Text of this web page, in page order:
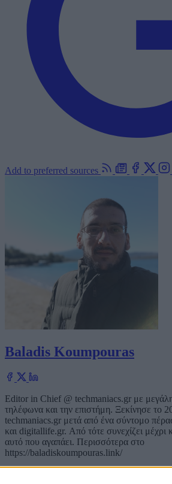
Add to preferred sources
Baladis Koumpouras
Editor in Chief @ techmaniacs.gr με μεγάλη
τηλέφωνα και την επιστήμη. Ξεκίνησε το
techmaniacs.gr μετά από ένα σύντομο
και digitallife.gr. Από τότε συνεχίζει μέχρι
αυτό που αγαπάει. Περισσότερα στο
https://baladiskoumpouras.link/